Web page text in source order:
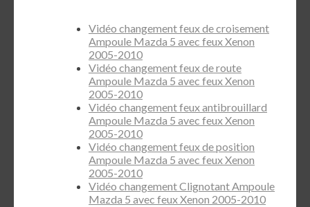
Vidéo changement feux de croisement
Ampoule Mazda 5 avec feux Xenon
2005-2010
Vidéo changement feux de route
Ampoule Mazda 5 avec feux Xenon
2005-2010
Vidéo changement feux antibrouillard
Ampoule Mazda 5 avec feux Xenon
2005-2010
Vidéo changement feux de position
Ampoule Mazda 5 avec feux Xenon
2005-2010
Vidéo changement Clignotant Ampoule
Mazda 5 avec feux Xenon 2005-2010